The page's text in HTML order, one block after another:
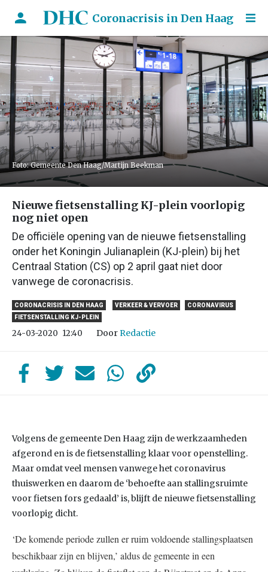
Coronacrisis in Den Haag
Foto: Gemeente Den Haag/Martijn Beekman
Nieuwe fietsenstalling KJ-plein voorlopig
nog niet open
De officiële opening van de nieuwe fietsenstalling
onder het Koningin Julianaplein (KJ-plein) bij het
Centraal Station (CS) op 2 april gaat niet door
vanwege de coronacrisis.
CORONACRISIS IN DEN HAAG VERKEER & VERVOER
CORONAVIRUS
FIETSENSTALLING KJ-PLEIN
24-03-2020 12:40 DoorRedactie
Volgens de gemeente Den Haag zijn de werkzaamheden
afgerond en is de fietsenstalling klaar voor openstelling.
Maar omdat veel mensen vanwege het coronavirus
thuiswerken en daarom de ‘behoefte aan stallingsruimte
voor fietsen fors gedaald’ is, blijft de nieuwe fietsenstalling
voorlopig dicht.
‘De komende periode zullen er ruim voldoende stallingsplaatsen
beschikbaar zijn en blijven,’ aldus de gemeente in een